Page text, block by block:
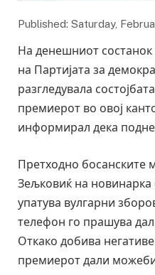
Published: Saturday,
На денешниот
на Партијата за
разгледувала
премиерот во овој
информирал дека
Претходно босанските
Зељковиќ на новинарка
упатува вулгарни
телефон го прашува
Откако добива
премиерот дали